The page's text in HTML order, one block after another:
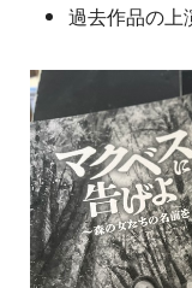
過去作品の上